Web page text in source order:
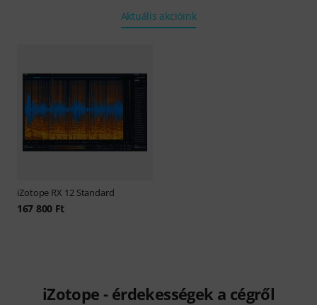
Aktuális akcióink
iZotope RX 12 Standard
167 800 Ft
iZotope - érdekességek a cégről